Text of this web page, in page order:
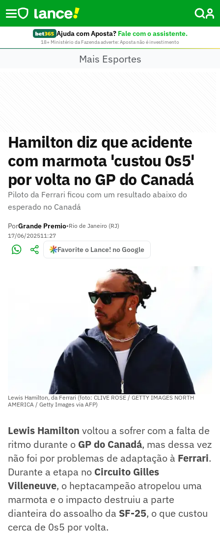
Ajuda com Aposta? Fale com o assistente.
18+ Ministério da Fazenda adverte: Aposta não é investimento
Mais Esportes
Hamilton diz que acidente
com marmota 'custou 0s5'
por volta no GP do Canadá
Piloto da Ferrari ficou com um resultado abaixo do
esperado no Canadá
PorGrande Premio•Rio de Janeiro (RJ)
17/06/202511:27
Favorite o Lance! no Google
Lewis Hamilton, da Ferrari (foto: CLIVE ROSE / GETTY IMAGES NORTH
AMERICA / Getty Images via AFP)
Lewis Hamilton voltou a sofrer com a falta de
ritmo durante o GP do Canadá, mas dessa vez
não foi por problemas de adaptação à Ferrari.
Durante a etapa no Circuito Gilles
Villeneuve, o heptacampeão atropelou uma
marmota e o impacto destruiu a parte
dianteira do assoalho da SF-25, o que custou
cerca de 0s5 por volta.